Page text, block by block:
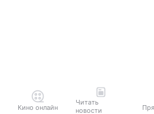
Кино онлайн
Читать
новости